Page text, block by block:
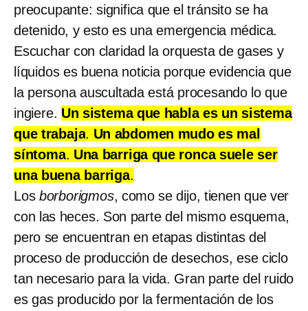
preocupante: significa que el tránsito se ha
detenido, y esto es una emergencia médica.
Escuchar con claridad la orquesta de gases y
líquidos es buena noticia porque evidencia que
la persona auscultada está procesando lo que
ingiere. Un sistema que habla es un sistema
que trabaja. Un abdomen mudo es mal
síntoma. Una barriga que ronca suele ser
una buena barriga.
Los borborigmos, como se dijo, tienen que ver
con las heces. Son parte del mismo esquema,
pero se encuentran en etapas distintas del
proceso de producción de desechos, ese ciclo
tan necesario para la vida. Gran parte del ruido
es gas producido por la fermentación de los